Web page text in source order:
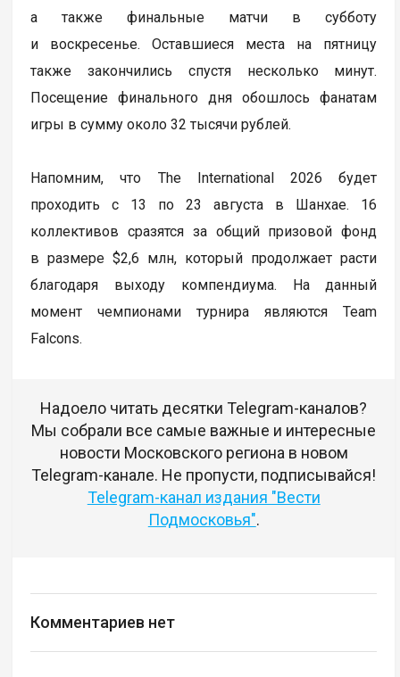
а также финальные матчи в субботу
и воскресенье. Оставшиеся места на пятницу
также закончились спустя несколько минут.
Посещение финального дня обошлось фанатам
игры в сумму около 32 тысячи рублей.
Напомним, что The International 2026 будет
проходить с 13 по 23 августа в Шанхае. 16
коллективов сразятся за общий призовой фонд
в размере $2,6 млн, который продолжает расти
благодаря выходу компендиума. На данный
момент чемпионами турнира являются Team
Falcons.
Надоело читать десятки Telegram-каналов?
Мы собрали все самые важные и интересные
новости Московского региона в новом
Telegram-канале. Не пропусти, подписывайся!
Telegram-канал издания "Вести
Подмосковья".
Комментариев нет